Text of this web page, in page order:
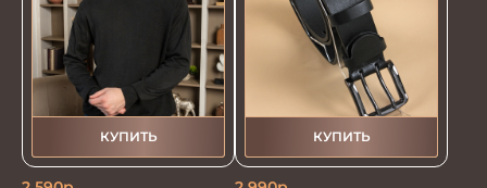
КУПИТЬ КУПИТЬ